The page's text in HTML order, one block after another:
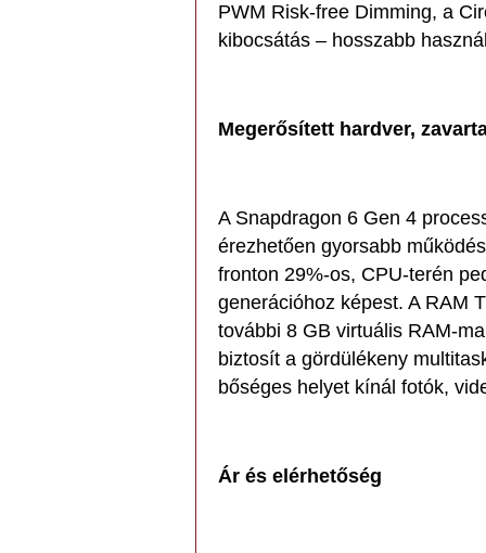
PWM Risk-free Dimming, a
kibocsátás – hosszabb
Megerősített hardver,
A Snapdragon 6 Gen 4
érezhetően gyorsabb
fronton 29%-os, CPU-terén
generációhoz képest. A RAM
további 8 GB virtuális RAM-
biztosít a gördülékeny
bőséges helyet kínál fotók,
Ár és elérhetőség